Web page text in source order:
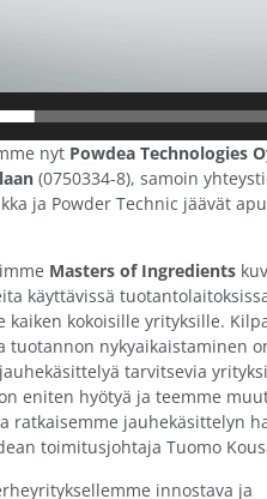
nyt Powdea Technologies
(0750334-8), samoin
ja Powder Technic jäävät
Masters of Ingredients
käyttävissä
kokoisille yrityksille.
tuotannon nykyaikaistaminen
tarvitsevia
eniten hyötyä ja teemme
ratkaisemme jauhekäsittelyn
toimitusjohtaja Tuomo
innostava ja